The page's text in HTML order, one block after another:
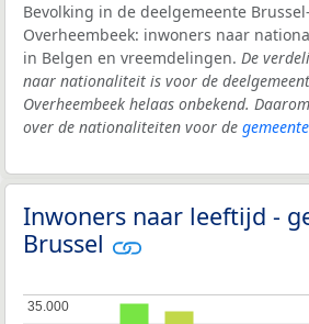
Bevolking in de deelgemeente
Overheembeek: inwoners naar
in Belgen en vreemdelingen. De
naar nationaliteit is voor de
Overheembeek helaas onbekend.
over de nationaliteiten voor de
Inwoners naar leeftijd -
Brussel
35.000
35.000